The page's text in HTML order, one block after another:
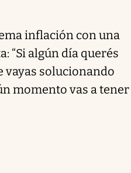
inflación con una
“Si algún día querés
vayas solucionando
momento vas a tener